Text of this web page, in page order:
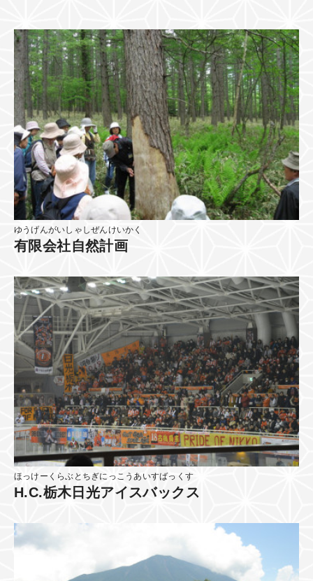
ゆうげんがいしゃしぜんけいかく
有限会社自然計画
ほっけーくらぶとちぎにっこうあいすばっくす
H.C.栃木日光アイスバックス